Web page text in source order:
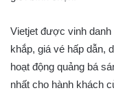
Vietjet được vinh
khắp, giá vé hấp dẫn,
hoạt động quảng bá
nhất cho hành khách